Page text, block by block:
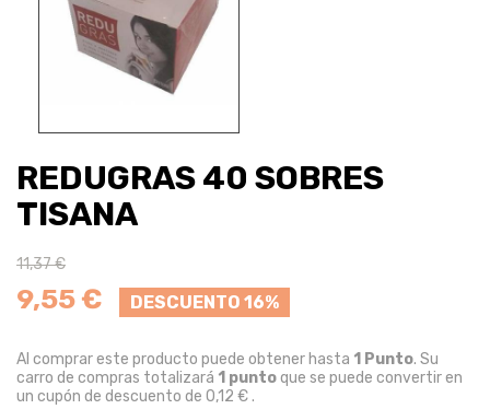
REDUGRAS 40 SOBRES
TISANA
11,37 €
9,55 € DESCUENTO 16%
Al comprar este producto puede obtener hasta 1 Punto. Su
carro de compras totalizará 1 puntoque se puede convertir en
un cupón de descuento de 0,12 €.